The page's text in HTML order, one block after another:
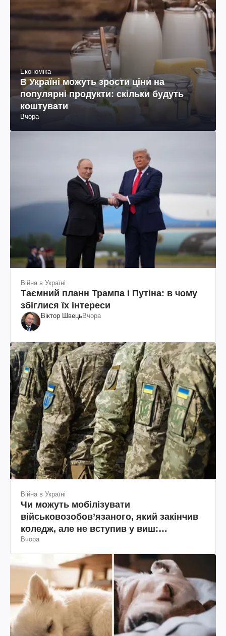
Економіка
В Україні можуть зрости ціни на
популярні продукти: скільки будуть
коштувати
Вчора
Війна в Україні
Таємний планн Трампа і Путіна: в чому
збіглися їх інтереси
Віктор ШвецьВчора
Війна в Україні
Чи можуть мобілізувати
військовозобов’язаного, який закінчив
коледж, але не вступив у виш:
пояснення юриста
Вчора